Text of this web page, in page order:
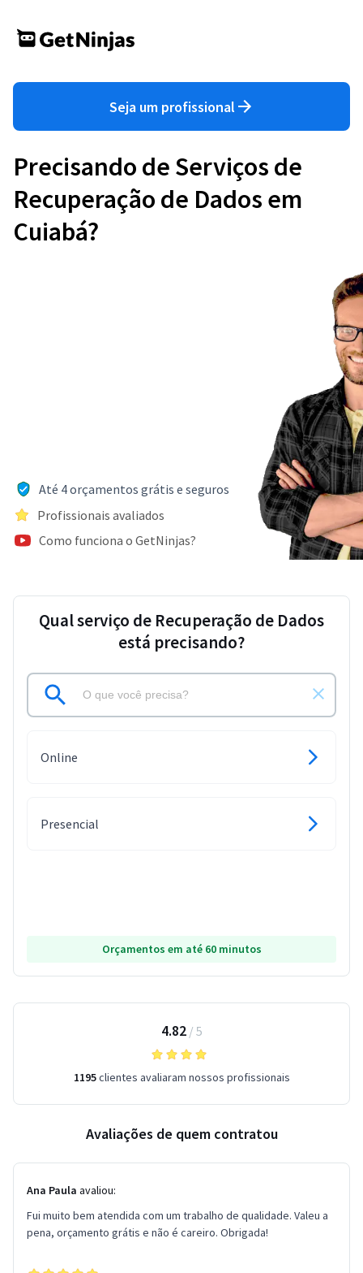
Seja um profissional
Precisando de Serviços de
Recuperação de Dados em
Cuiabá?
Até 4 orçamentos grátis e seguros
Profissionais avaliados
Como funciona o GetNinjas?
Qual serviço de Recuperação de Dados
está precisando?
Online
Presencial
Orçamentos em até 60 minutos
4.82/ 5
1195clientes avaliaram nossos profissionais
Avaliações de quem contratou
Ana Paula avaliou:
Fui muito bem atendida com um trabalho de qualidade. Valeu a
pena, orçamento grátis e não é careiro. Obrigada!